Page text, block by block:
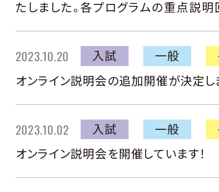
たしました。各プログラムの重点説
2023.10.20 入試 一般
オンライン説明会の追加開催が決定し
2023.10.02 入試 一般
オンライン説明会を開催しています！